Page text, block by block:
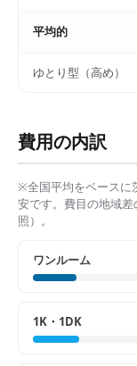
平均的
ゆとり型（高め）
費用の内訳
※全国平均をベースに
安です。費目の地域
照）。
ワンルーム
1K・1DK